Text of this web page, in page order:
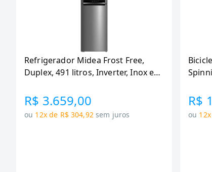
Refrigerador Midea Frost Free,
Duplex, 491 litros, Inverter, Inox e
R$ 3.659,00
ou 12x de R$ 304,92 sem juros
R$
ou